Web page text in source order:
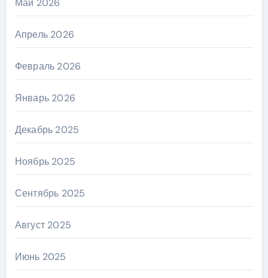
Апрель 2026
Февраль 2026
Январь 2026
Декабрь 2025
Ноябрь 2025
Сентябрь 2025
Август 2025
Июнь 2025